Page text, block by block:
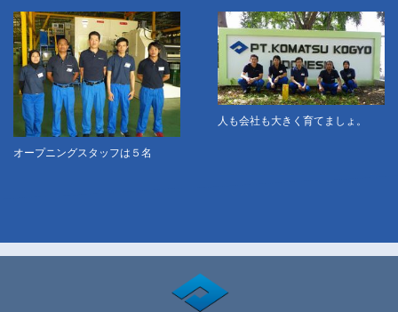
オープニングスタッフは５名
人も会社も大きく育てましょ。